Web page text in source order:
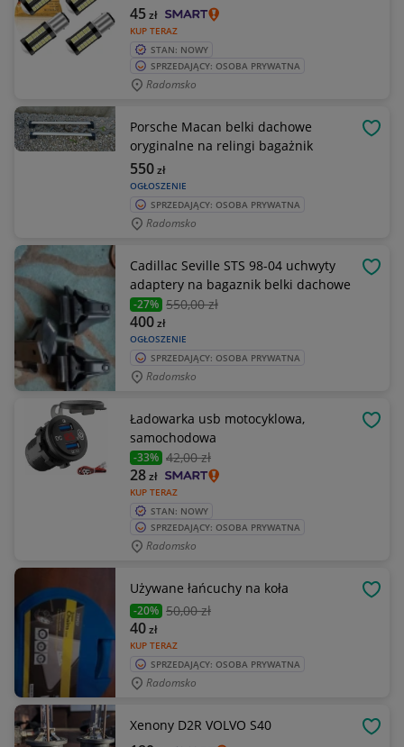
KUP TERAZ
45zł
STAN: NOWY
SPRZEDAJĄCY: OSOBA PRYWATNA
Radomsko
Porsche Macan belki dachowe
oryginalne na relingi bagażnik
OGŁOSZENIE
550zł
SPRZEDAJĄCY: OSOBA PRYWATNA
Radomsko
Cadillac Seville STS 98-04 uchwyty
adaptery na bagaznik belki dachowe
-27% 550,00 zł
OGŁOSZENIE
400zł
SPRZEDAJĄCY: OSOBA PRYWATNA
Radomsko
Ładowarka usb motocyklowa,
samochodowa
-33% 42,00 zł
KUP TERAZ
28zł
STAN: NOWY
SPRZEDAJĄCY: OSOBA PRYWATNA
Radomsko
Używane łańcuchy na koła
-20% 50,00 zł
KUP TERAZ
40zł
SPRZEDAJĄCY: OSOBA PRYWATNA
Radomsko
Xenony D2R VOLVO S40